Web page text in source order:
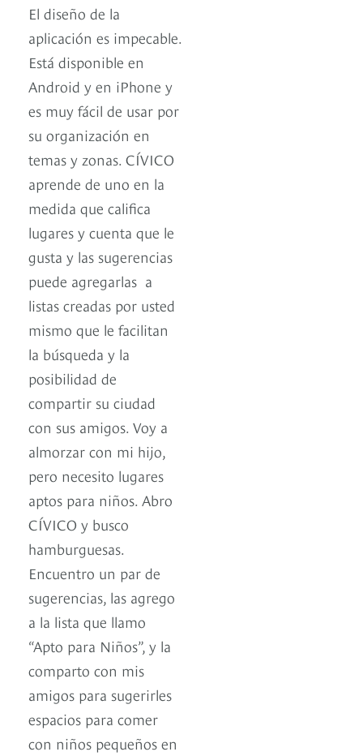
El diseño de la
aplicación es impecable.
Está disponible en
Android y en iPhone y
es muy fácil de usar por
su organización en
temas y zonas. CÍVICO
aprende de uno en la
medida que califica
lugares y cuenta que le
gusta y las sugerencias
puede agregarlas a
listas creadas por usted
mismo que le facilitan
la búsqueda y la
posibilidad de
compartir su ciudad
con sus amigos. Voy a
almorzar con mi hijo,
pero necesito lugares
aptos para niños. Abro
CÍVICO y busco
hamburguesas.
Encuentro un par de
sugerencias, las agrego
a la lista que llamo
“Apto para Niños”, y la
comparto con mis
amigos para sugerirles
espacios para comer
con niños pequeños en